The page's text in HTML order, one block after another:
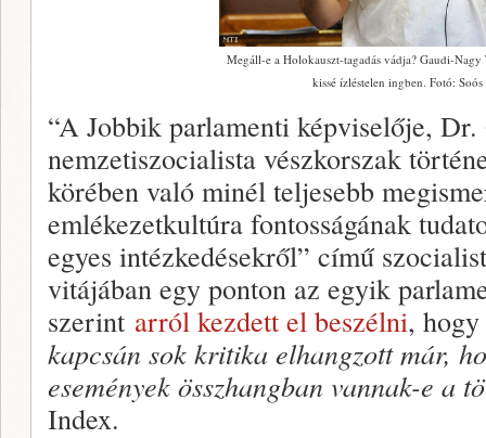
Megáll-e a Holokauszt-tagadás vádja? Gaudi-
kissé ízléstelen ingben. Fotó:
“A Jobbik parlamenti képviselője,
nemzetiszocialista vészkorszak
körében való minél teljesebb
emlékezetkultúra fontosságának
egyes intézkedésekről” című
vitájában egy ponton az egyik
szerint arról kezdett el beszélni, hogy
kapcsán sok kritika elhangzott már,
események összhangban vannak-e a
Index.